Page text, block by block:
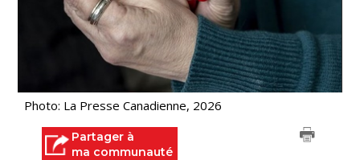
Photo: La Presse Canadienne, 2026
Partager à
ma communauté